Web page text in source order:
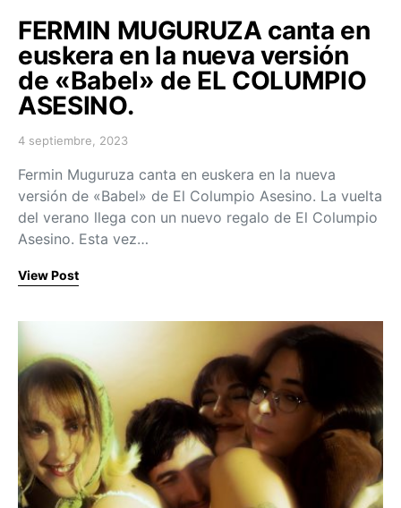
FERMIN MUGURUZA canta en
euskera en la nueva versión
de «Babel» de EL COLUMPIO
ASESINO.
Posted on
4 septiembre, 2023
Fermin Muguruza canta en euskera en la nueva
versión de «Babel» de El Columpio Asesino. La vuelta
del verano llega con un nuevo regalo de El Columpio
Asesino. Esta vez…
View Post